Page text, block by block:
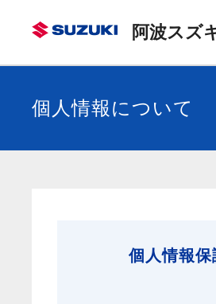
阿波スズ
個人情報について
個人情報